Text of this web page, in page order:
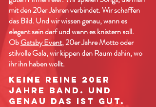
mit den 20er Jahren verbindet. Wir schaffen
das Bild. Und wir wissen genau, wann es
elegant sein darf und wann es knistern soll.
ObGatsby Event, 20er Jahre Motto oder
stilvolle Gala, wir kippen den Raum dahin, wo
ihr ihn haben wollt.
Keine reine 20er
Jahre Band. Und
genau das ist gut.